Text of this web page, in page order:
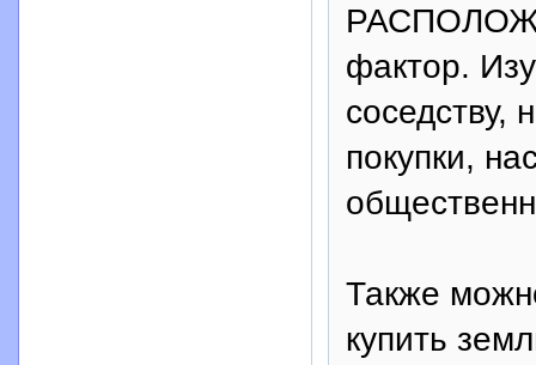
фактор.
соседству,
покупки,
Также
купить